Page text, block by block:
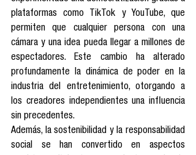
plataformas como TikTok y YouTube, que
permiten que cualquier persona con una
cámara y una idea pueda llegar a millones de
espectadores. Este cambio ha alterado
profundamente la dinámica de poder en la
industria del entretenimiento, otorgando a
los creadores independientes una influencia
sin precedentes.
Además, la sostenibilidad y la responsabilidad
social se han convertido en aspectos